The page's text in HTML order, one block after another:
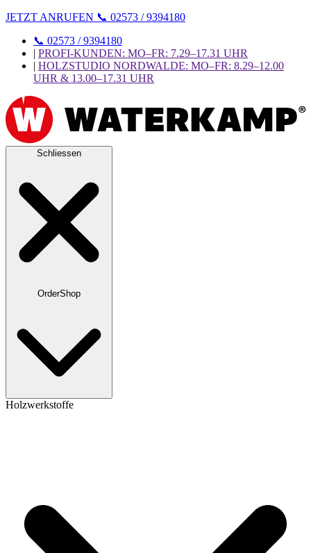
JETZT ANRUFEN 📞 02573 / 9394180
📞 02573 / 9394180
| PROFI-KUNDEN: MO–FR: 7.29–17.31 UHR
| HOLZSTUDIO NORDWALDE: MO–FR: 8.29–12.00
UHR & 13.00–17.31 UHR
Schliessen
OrderShop
Holzwerkstoffe